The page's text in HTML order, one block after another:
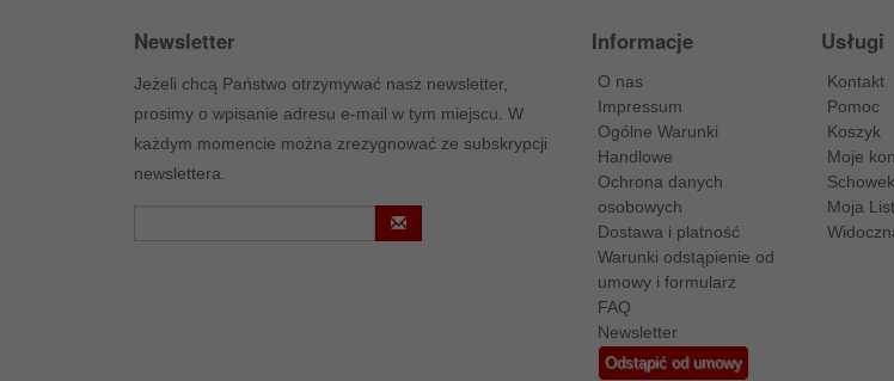
Newsletter
Jeżeli chcą Państwo otrzymywać nasz newsletter,
prosimy o wpisanie adresu e-mail w tym miejscu. W
każdym momencie można zrezygnować ze subskrypcji
newslettera.
Informacje
O nas
Impressum
Ogólne Warunki
Handlowe
Ochrona danych
osobowych
Dostawa i platność
Warunki odstąpienie od
umowy i formularz
FAQ
Newsletter
Odstąpić od umowy
Usługi
Kontakt
Pomoc
Koszyk
Moje
Schowek
Moja